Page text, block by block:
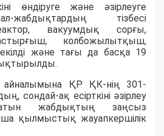
өндіруге және әзірлеуге
жабдықтардың тізбесі
вакуумдық сорғы,
колбожылытқыш,
және тағы да басқа 19
ҚР ҚК-нің 301-
сондай-ақ есірткіні әзірлеу
жабдықтың заңсыз
қылмыстық жауапкершілік